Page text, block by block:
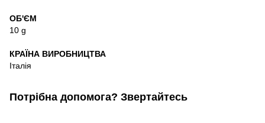
ОБ'ЄМ
10 g
КРАЇНА ВИРОБНИЦТВА
Італія
Потрібна допомога? Звертайтесь